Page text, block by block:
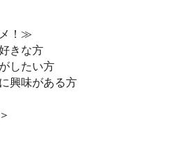
！≫
きな方
したい方
興味がある方